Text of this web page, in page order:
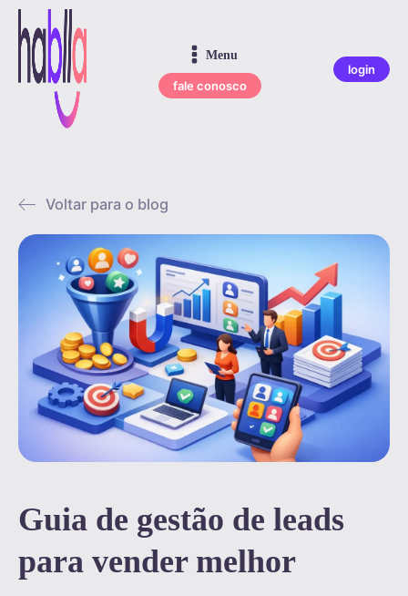
Menu
fale conosco
login
Voltar para o blog
Guia de gestão de leads
para vender melhor